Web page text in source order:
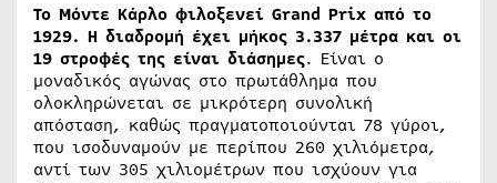
Το Μόντε Κάρλο φιλοξενεί Grand Prix από το
1929. Η διαδρομή έχει μήκος 3.337 μέτρα και οι
19 στροφές της είναι διάσημες. Είναι ο
μοναδικός αγώνας στο πρωτάθλημα που
ολοκληρώνεται σε μικρότερη συνολική
απόσταση, καθώς πραγματοποιούνται 78 γύροι,
που ισοδυναμούν με περίπου 260 χιλιόμετρα,
αντί των 305 χιλιομέτρων που ισχύουν για